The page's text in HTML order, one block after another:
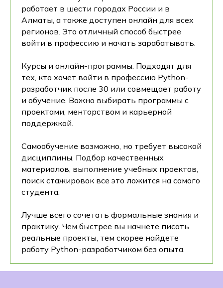
работает в шести городах России и в
Алматы, а также доступен онлайн для всех
регионов. Это отличный способ быстрее
войти в профессию и начать зарабатывать.
Курсы и онлайн-программы. Подходят для
тех, кто хочет войти в профессию Python-
разработчик после 30 или совмещает работу
и обучение. Важно выбирать программы с
проектами, менторством и карьерной
поддержкой.
Самообучение возможно, но требует высокой
дисциплины. Подбор качественных
материалов, выполнение учебных проектов,
поиск стажировок все это ложится на самого
студента.
Лучше всего сочетать формальные знания и
практику. Чем быстрее вы начнете писать
реальные проекты, тем скорее найдете
работу Python-разработчиком без опыта.